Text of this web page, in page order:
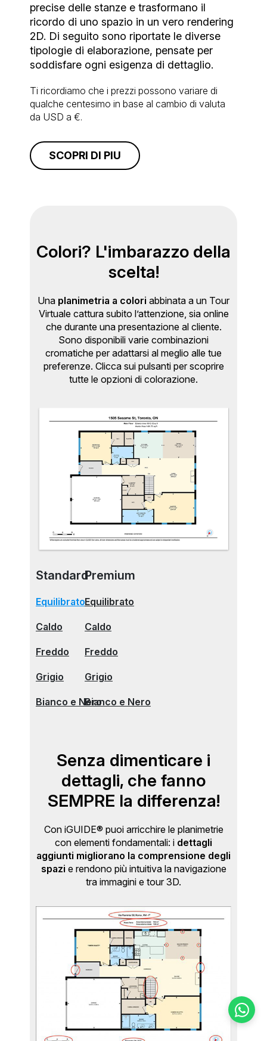
precise delle stanze e trasformano il
ricordo di uno spazio in un vero rendering
2D. Di seguito sono riportate le diverse
tipologie di elaborazione, pensate per
soddisfare ogni esigenza di dettaglio.
Ti ricordiamo che i prezzi possono variare di
qualche centesimo in base al cambio di valuta
da USD a €.
SCOPRI DI PIU
Colori? L'imbarazzo della
scelta!
Una planimetria a colori abbinata a un Tour
Virtuale cattura subito l’attenzione, sia online
che durante una presentazione al cliente.
Sono disponibili varie combinazioni
cromatiche per adattarsi al meglio alle tue
preferenze. Clicca sui pulsanti per scoprire
tutte le opzioni di colorazione.
Standard
Equilibrato
Caldo
Freddo
Grigio
Bianco e Nero
Premium
Equilibrato
Caldo
Freddo
Grigio
Bianco e Nero
Senza dimenticare i
dettagli, che fanno
SEMPRE la differenza!
Con iGUIDE® puoi arricchire le planimetrie
con elementi fondamentali: i dettagli
aggiunti migliorano la comprensione degli
spazi e rendono più intuitiva la navigazione
tra immagini e tour 3D.